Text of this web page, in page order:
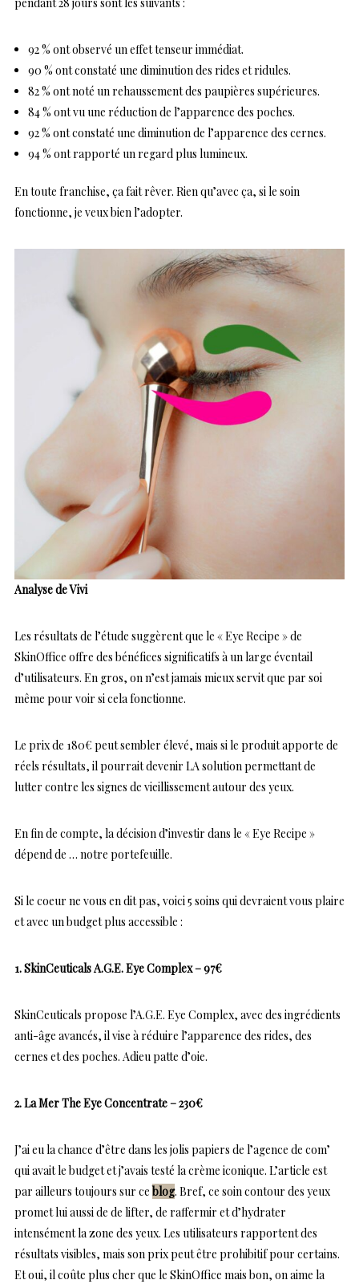
pendant 28 jours sont les suivants :
92 % ont observé un effet tenseur immédiat.
90 % ont constaté une diminution des rides et ridules.
82 % ont noté un rehaussement des paupières supérieures.
84 % ont vu une réduction de l’apparence des poches.
92 % ont constaté une diminution de l’apparence des cernes.
94 % ont rapporté un regard plus lumineux.
En toute franchise, ça fait rêver. Rien qu’avec ça, si le soin
fonctionne, je veux bien l’adopter.
Analyse de Vivi
Les résultats de l’étude suggèrent que le « Eye Recipe » de
SkinOffice offre des bénéfices significatifs à un large éventail
d’utilisateurs. En gros, on n’est jamais mieux servit que par soi
même pour voir si cela fonctionne.
Le prix de 180€ peut sembler élevé, mais si le produit apporte de
réels résultats, il pourrait devenir LA solution permettant de
lutter contre les signes de vieillissement autour des yeux.
En fin de compte, la décision d’investir dans le « Eye Recipe »
dépend de … notre portefeuille.
Si le coeur ne vous en dit pas, voici 5 soins qui devraient vous plaire
et avec un budget plus accessible :
1. SkinCeuticals A.G.E. Eye Complex – 97€
SkinCeuticals propose l’A.G.E. Eye Complex, avec des ingrédients
anti-âge avancés, il vise à réduire l’apparence des rides, des
cernes et des poches. Adieu patte d’oie.
2. La Mer The Eye Concentrate – 230€
J’ai eu la chance d’être dans les jolis papiers de l’agence de com’
qui avait le budget et j’avais testé la crème iconique. L’article est
par ailleurs toujours sur ce blog. Bref, ce soin contour des yeux
promet lui aussi de de lifter, de raffermir et d’hydrater
intensément la zone des yeux. Les utilisateurs rapportent des
résultats visibles, mais son prix peut être prohibitif pour certains.
Et oui, il coûte plus cher que le SkinOffice mais bon, on aime la